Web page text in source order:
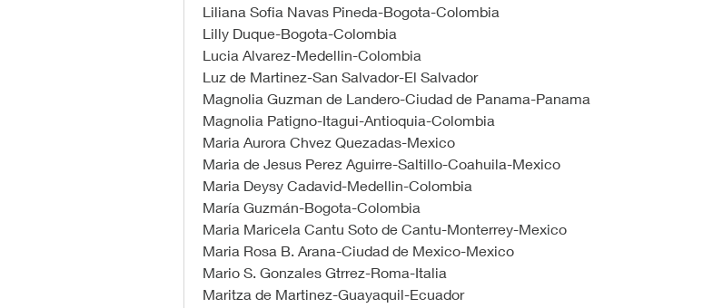
Liliana Sofia Navas Pineda-Bogota-Colombia
Lilly Duque-Bogota-Colombia
Lucia Alvarez-Medellin-Colombia
Luz de Martinez-San Salvador-El Salvador
Magnolia Guzman de Landero-Ciudad de Panama-Panama
Magnolia Patigno-Itagui-Antioquia-Colombia
Maria Aurora Chvez Quezadas-Mexico
Maria de Jesus Perez Aguirre-Saltillo-Coahuila-Mexico
Maria Deysy Cadavid-Medellin-Colombia
María Guzmán-Bogota-Colombia
Maria Maricela Cantu Soto de Cantu-Monterrey-Mexico
Maria Rosa B. Arana-Ciudad de Mexico-Mexico
Mario S. Gonzales Gtrrez-Roma-Italia
Maritza de Martinez-Guayaquil-Ecuador